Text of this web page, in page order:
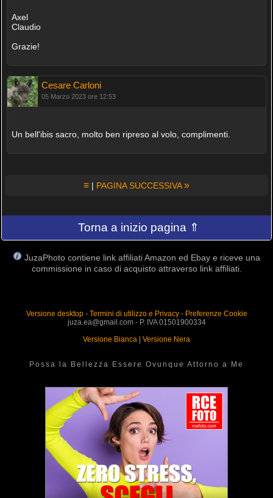
Axel
Claudio
Grazie!
Cesare Carloni
05 Marzo 2023 ore 12:53
Un bell'ibis sacro, molto ben ripreso al volo, complimenti.
≡ | PAGINA SUCCESSIVA»
Torna a inizio pagina ⇑
JuzaPhoto contiene link affiliati Amazon ed Ebay e riceve una
commissione in caso di acquisto attraverso link affiliati.
Versione desktop- Termini di utilizzo e Privacy- Preferenze Cookie
juza.ea@gmail.com - P. IVA 01501900334
Versione Bianca
Versione Nera
Possa la Bellezza Essere Ovunque Attorno a Me